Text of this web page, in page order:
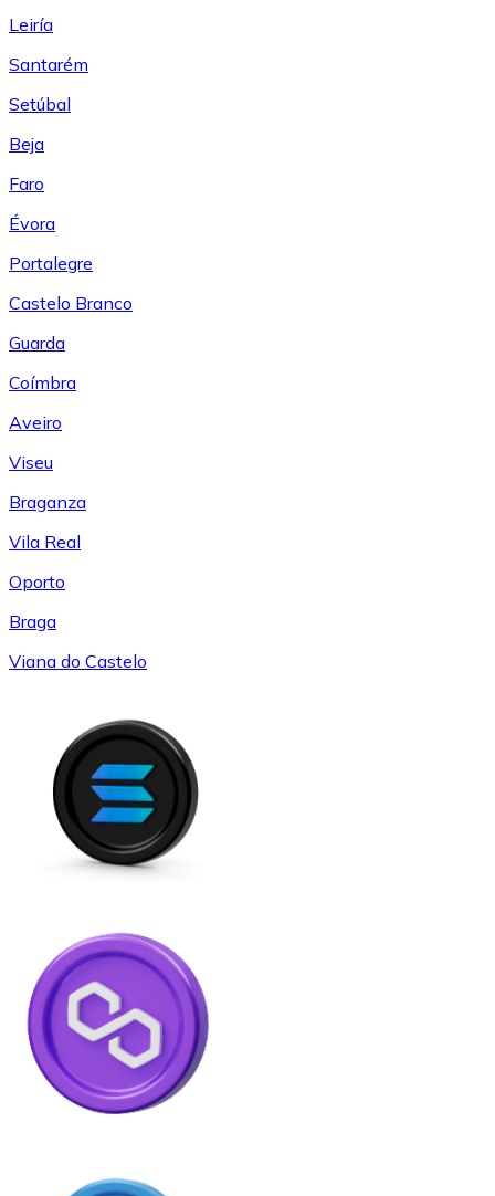
Leiría
Santarém
Setúbal
Beja
Faro
Évora
Portalegre
Castelo Branco
Guarda
Coímbra
Aveiro
Viseu
Braganza
Vila Real
Oporto
Braga
Viana do Castelo